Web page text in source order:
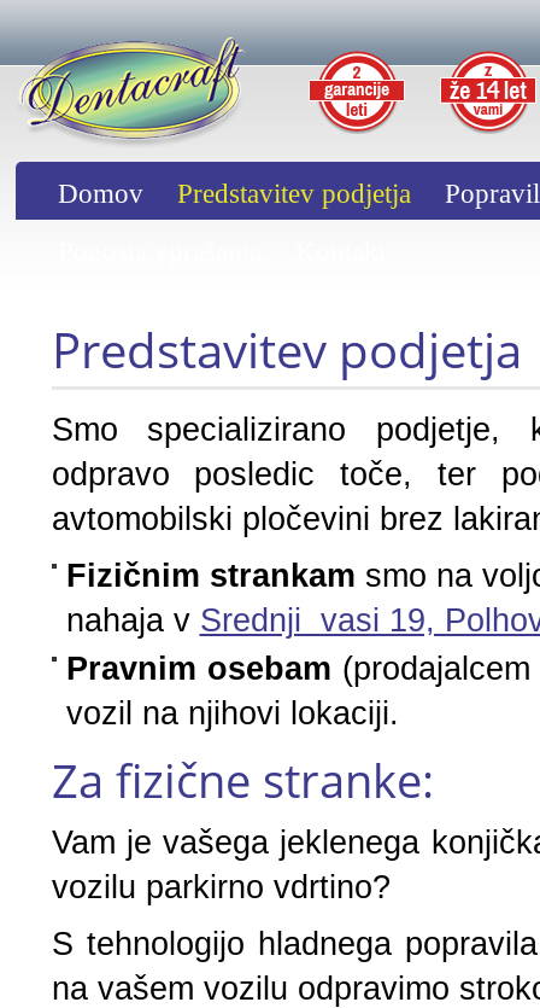
Domov Predstavitev podjetja
Predstavitev podjetja
Smo specializirano
odpravo posledic toče, ter
avtomobilski pločevini brez
Fizičnim strankam smo na
nahaja v Srednji vasi 19,
Pravnim osebam
vozil na njihovi lokaciji.
Za fizične stranke:
Vam je vašega jeklenega
vozilu parkirno vdrtino?
S tehnologijo hladnega
na vašem vozilu odpravimo